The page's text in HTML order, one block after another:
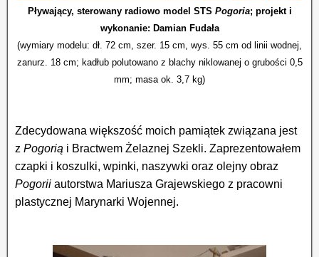
Pływający, sterowany radiowo model STS Pogoria; projekt i
wykonanie: Damian Fudała
(wymiary modelu: dł. 72 cm, szer. 15 cm, wys. 55 cm od linii wodnej,
zanurz. 18 cm; kadłub polutowano z blachy niklowanej o grubości 0,5
mm; masa ok. 3,7 kg)
Zdecydowana większość moich pamiątek związana jest
z Pogorią i Bractwem Żelaznej Szekli. Zaprezentowałem
czapki i koszulki, wpinki, naszywki oraz olejny obraz
Pogorii autorstwa Mariusza Grajewskiego z pracowni
plastycznej Marynarki Wojennej.